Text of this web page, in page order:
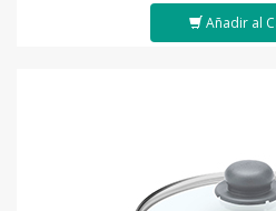
Añadir al